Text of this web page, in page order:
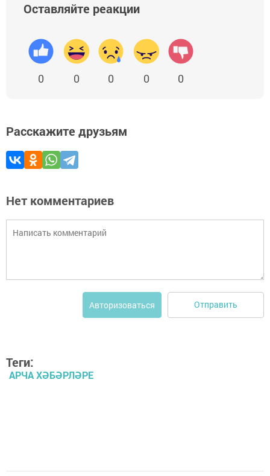
Оставляйте реакции
0 0 0 0 0
Расскажите друзьям
Нет комментариев
Авторизоваться Отправить
Теги:
АРЧА ХӘБӘРЛӘРЕ